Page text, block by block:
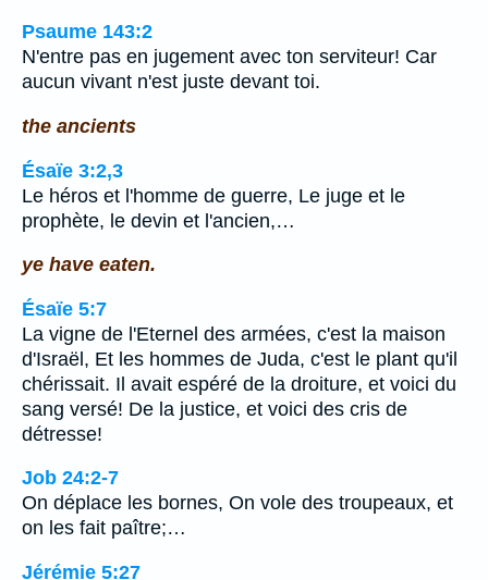
Psaume 143:2
N'entre pas en jugement avec ton serviteur! Car
aucun vivant n'est juste devant toi.
the ancients
Ésaïe 3:2,3
Le héros et l'homme de guerre, Le juge et le
prophète, le devin et l'ancien,…
ye have eaten.
Ésaïe 5:7
La vigne de l'Eternel des armées, c'est la maison
d'Israël, Et les hommes de Juda, c'est le plant qu'il
chérissait. Il avait espéré de la droiture, et voici du
sang versé! De la justice, et voici des cris de
détresse!
Job 24:2-7
On déplace les bornes, On vole des troupeaux, et
on les fait paître;…
Jérémie 5:27